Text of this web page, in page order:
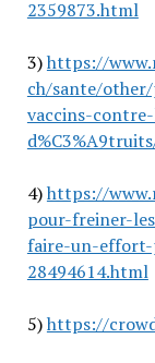
2359873.html
3)https://
ch/sante/
vaccins-
4)https://
pour-freiner-
faire-un-
28494614.html
5)https://